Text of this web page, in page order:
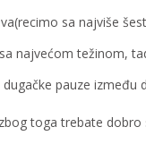
sa najviše
najvećom težinom,
pauze između
toga trebate